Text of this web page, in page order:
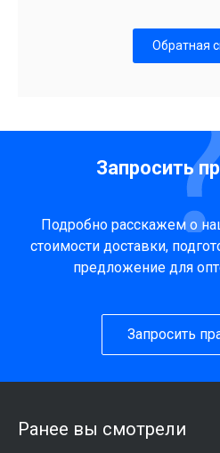
Обратная
Запросить
Подробно расскажем о
стоимости доставки,
предложение для
Запросить
Ранее вы смотрели